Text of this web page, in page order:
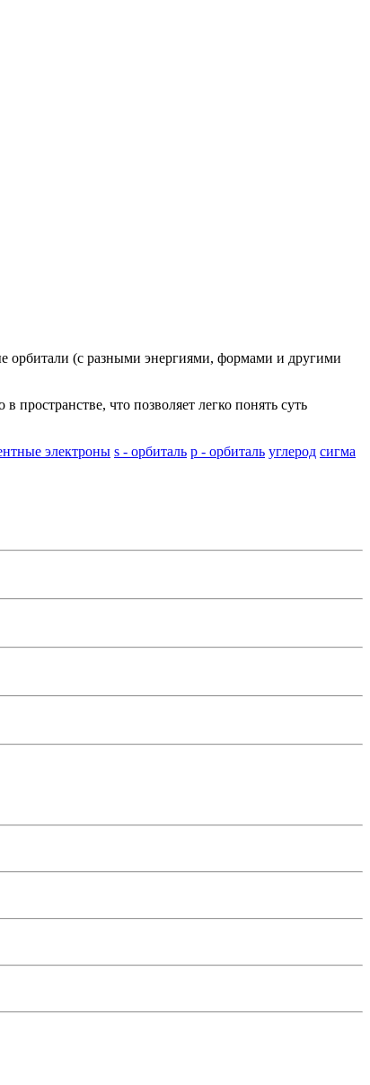
орбитали (с разными энергиями, формами и другими
что позволяет легко понять суть
электроны s - орбиталь p - орбиталь углерод сигма